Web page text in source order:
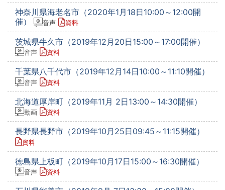
神奈川県海老名市（2020年1月18日10:00～12:00開
催）
音声 資料
茨城県牛久市（2019年12月20日15:00～17:00開催）
音声 資料
千葉県八千代市（2019年12月14日10:00～11:10開催）
音声 資料
北海道厚岸町（2019年11月 2日13:00～14:30開催）
動画 資料
長野県長野市（2019年10月25日09:45～11:15開催）
資料
徳島県上板町（2019年10月17日15:00～16:30開催）
音声 資料